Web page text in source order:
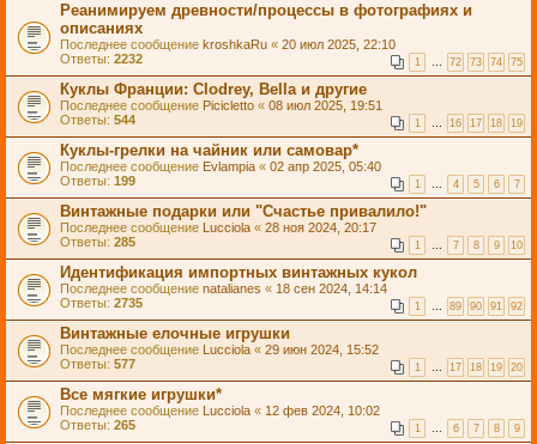
Реанимируем древности/процессы в фотографиях и
описаниях
Последнее сообщение kroshkaRu « 20 июл 2025, 22:10
Ответы: 2232 1 … 72 73 74 75
Куклы Франции: Clodrey, Bella и другие
Последнее сообщение Picicletto « 08 июл 2025, 19:51
Ответы: 544 1 … 16 17 18 19
Куклы-грелки на чайник или самовар*
Последнее сообщение Evlampia « 02 апр 2025, 05:40
Ответы: 199 1 … 4 5 6 7
Винтажные подарки или "Счастье привалило!"
Последнее сообщение Lucciola « 28 ноя 2024, 20:17
Ответы: 285 1 … 7 8 9 10
Идентификация импортных винтажных кукол
Последнее сообщение natalianes « 18 сен 2024, 14:14
Ответы: 2735 1 … 89 90 91 92
Винтажные елочные игрушки
Последнее сообщение Lucciola « 29 июн 2024, 15:52
Ответы: 577 1 … 17 18 19 20
Все мягкие игрушки*
Последнее сообщение Lucciola « 12 фев 2024, 10:02
Ответы: 265 1 … 6 7 8 9